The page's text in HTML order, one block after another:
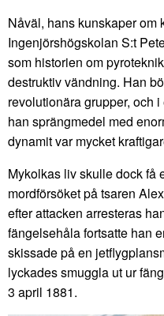
Nåväl, hans kunskaper
Ingenjörshögskolan S:t
som historien om
destruktiv vändning. Han
revolutionära grupper, och
han sprängmedel med
dynamit var mycket
Mykolkas liv skulle dock få
mordförsöket på tsaren
efter attacken arresteras
fängelsehåla fortsatte han
skissade på en
lyckades smuggla ut ur
3 april 1881.